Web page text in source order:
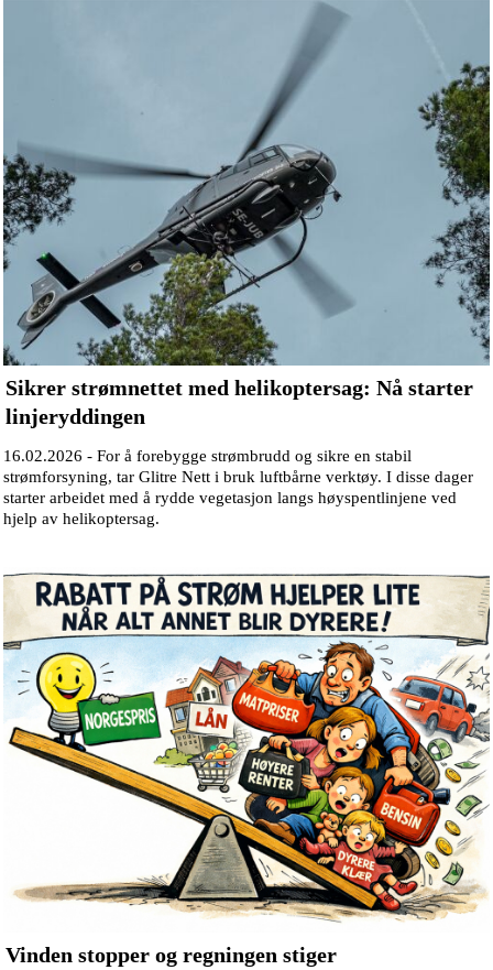
Sikrer strømnettet med helikoptersag: Nå starter
linjeryddingen
16.02.2026 - For å forebygge strømbrudd og sikre en stabil
strømforsyning, tar Glitre Nett i bruk luftbårne verktøy. I disse dager
starter arbeidet med å rydde vegetasjon langs høyspentlinjene ved
hjelp av helikoptersag.
Vinden stopper og regningen stiger